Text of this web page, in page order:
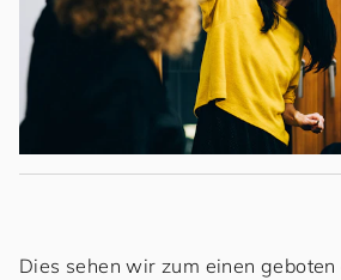
Dies sehen wir zum einen